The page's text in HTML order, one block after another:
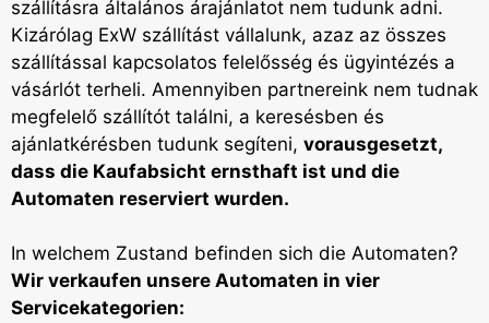
szállításra általános árajánlatot nem tudunk adni.
Kizárólag ExW szállítást vállalunk, azaz az összes
szállítással kapcsolatos felelősség és ügyintézés a
vásárlót terheli. Amennyiben partnereink nem tudnak
megfelelő szállítót találni, a keresésben és
ajánlatkérésben tudunk segíteni, vorausgesetzt,
dass die Kaufabsicht ernsthaft ist und die
Automaten reserviert wurden.
In welchem Zustand befinden sich die Automaten?
Wir verkaufen unsere Automaten in vier
Servicekategorien: